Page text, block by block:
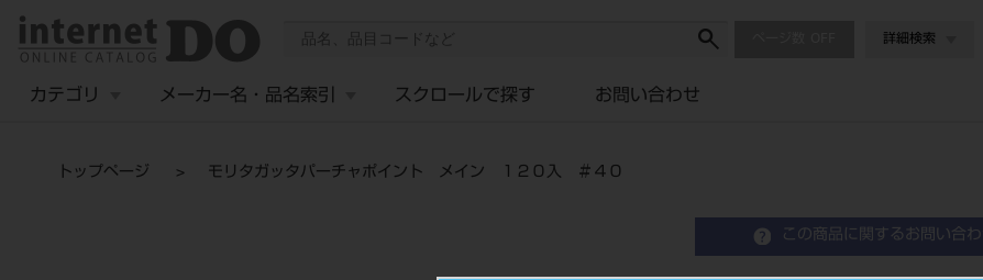
詳細検索
カテゴリ メーカー名・品名索引 スクロールで探す お問い合わせ
トップページ モリタガッタパーチャポイント メイン １２０入 ＃４０
この商品に関するお問い合わ